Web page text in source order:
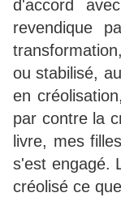
d'accord
revendique
ou stabilisé,
en
par contre la
livre, mes
s'est engagé.
créolisé ce